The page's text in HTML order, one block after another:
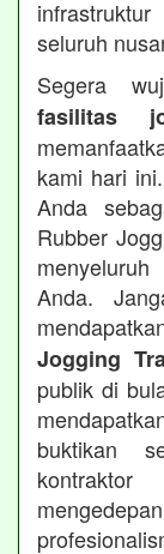
seluruh
Segera
fasilitas
kami hari
Anda
Rubber
Anda.
Jogging
publik di
buktikan